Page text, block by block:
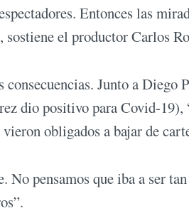
Entonces las
el productor Carlos
Junto a Diego
dio positivo para Covid-19),
obligados a bajar de
No pensamos que iba a ser